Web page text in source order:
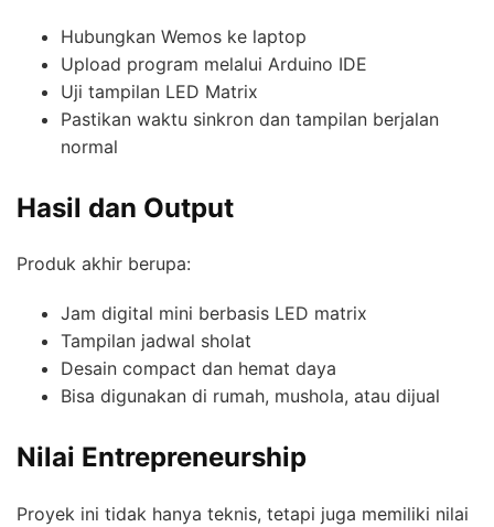
Hubungkan Wemos ke laptop
Upload program melalui Arduino IDE
Uji tampilan LED Matrix
Pastikan waktu sinkron dan tampilan berjalan
normal
Hasil dan Output
Produk akhir berupa:
Jam digital mini berbasis LED matrix
Tampilan jadwal sholat
Desain compact dan hemat daya
Bisa digunakan di rumah, mushola, atau dijual
Nilai Entrepreneurship
Proyek ini tidak hanya teknis, tetapi juga memiliki nilai